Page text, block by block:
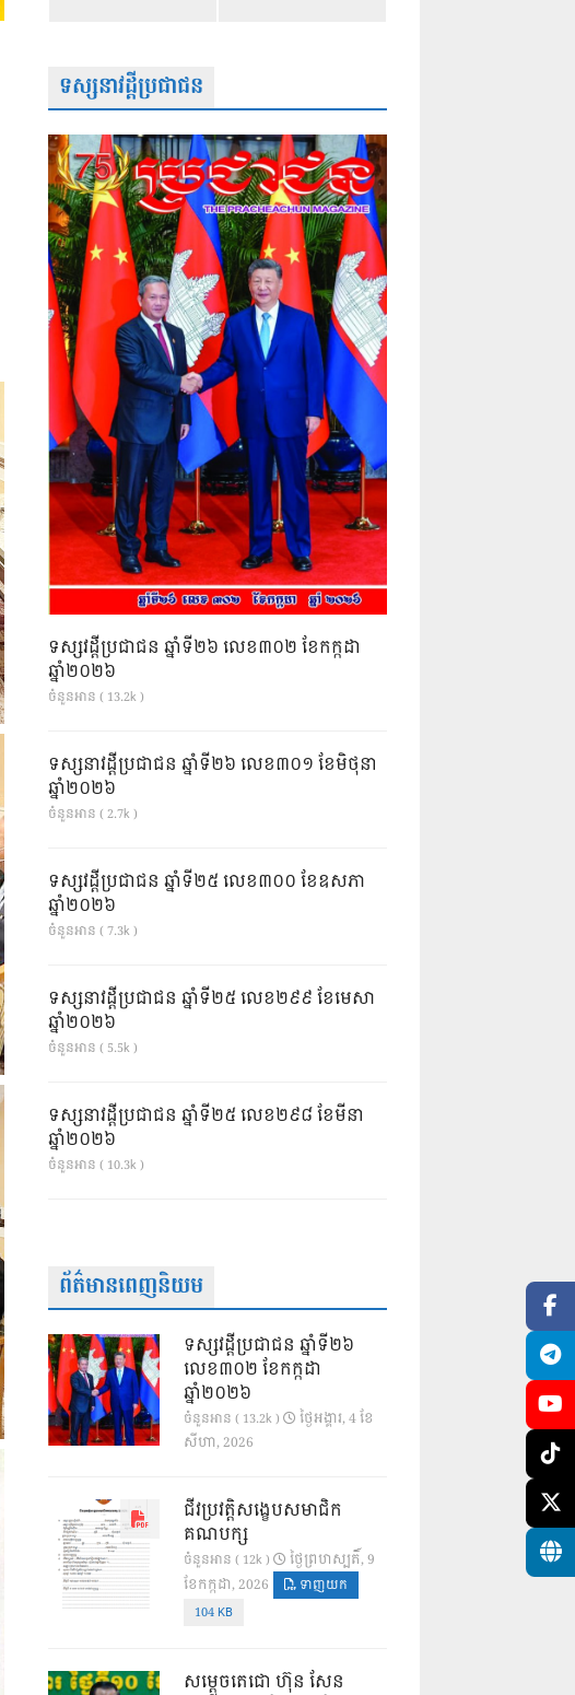
ទស្សនាវដ្តីប្រជាជន
ទស្សវដ្តីប្រជាជន ឆ្នាំទី២៦ លេខ៣០២ ខែកក្កដា
ឆ្នាំ២០២៦
ចំនួនអាន ( 13.2k )
ទស្សនាវដ្ដីប្រជាជន ឆ្នាំទី២៦ លេខ៣០១ ខែមិថុនា
ឆ្នាំ២០២៦
ចំនួនអាន ( 2.7k )
ទស្សវដ្តីប្រជាជន ឆ្នាំទី២៥ លេខ៣០០ ខែឧសភា
ឆ្នាំ២០២៦
ចំនួនអាន ( 7.3k )
ទស្សនាវដ្ដីប្រជាជន ឆ្នាំទី២៥ លេខ២៩៩ ខែមេសា
ឆ្នាំ២០២៦
ចំនួនអាន ( 5.5k )
ទស្សនាវដ្ដីប្រជាជន ឆ្នាំទី២៥ លេខ២៩៨ ខែមីនា
ឆ្នាំ២០២៦
ចំនួនអាន ( 10.3k )
ព័ត៌មានពេញនិយម
ទស្សវដ្តីប្រជាជន ឆ្នាំទី២៦
លេខ៣០២ ខែកក្កដា
ឆ្នាំ២០២៦
ចំនួនអាន ( 13.2k )
ថ្ងៃ​អង្គារ, 4 ខែ​
សីហា, 2026
ជីវប្រវត្តិសង្ខេបសមាជិក
គណបក្ស
ចំនួនអាន ( 12k )
ថ្ងៃ​ព្រហស្បតិ៍, 9
ខែ​កក្កដា, 2026
ទាញយក
104 KB
សម្តេចតេជោ ហ៊ុន សែន